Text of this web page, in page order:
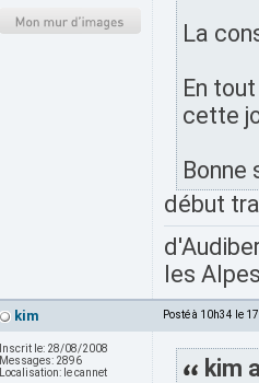
La
En
cette
Bonne
début
les
kim Posté à 10h34 le
Inscrit le: 28/08/2008
Messages: 2896
Localisation: le cannet
kim